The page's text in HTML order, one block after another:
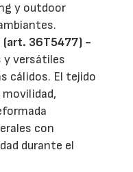
y outdoor
36T5477) -
y versátiles
cálidos. El tejido
con
durante el